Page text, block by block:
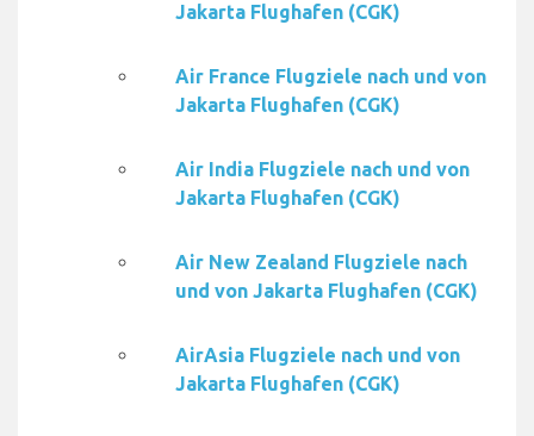
Jakarta Flughafen (CGK)
Air France Flugziele nach und von
Jakarta Flughafen (CGK)
Air India Flugziele nach und von
Jakarta Flughafen (CGK)
Air New Zealand Flugziele nach
und von Jakarta Flughafen (CGK)
AirAsia Flugziele nach und von
Jakarta Flughafen (CGK)